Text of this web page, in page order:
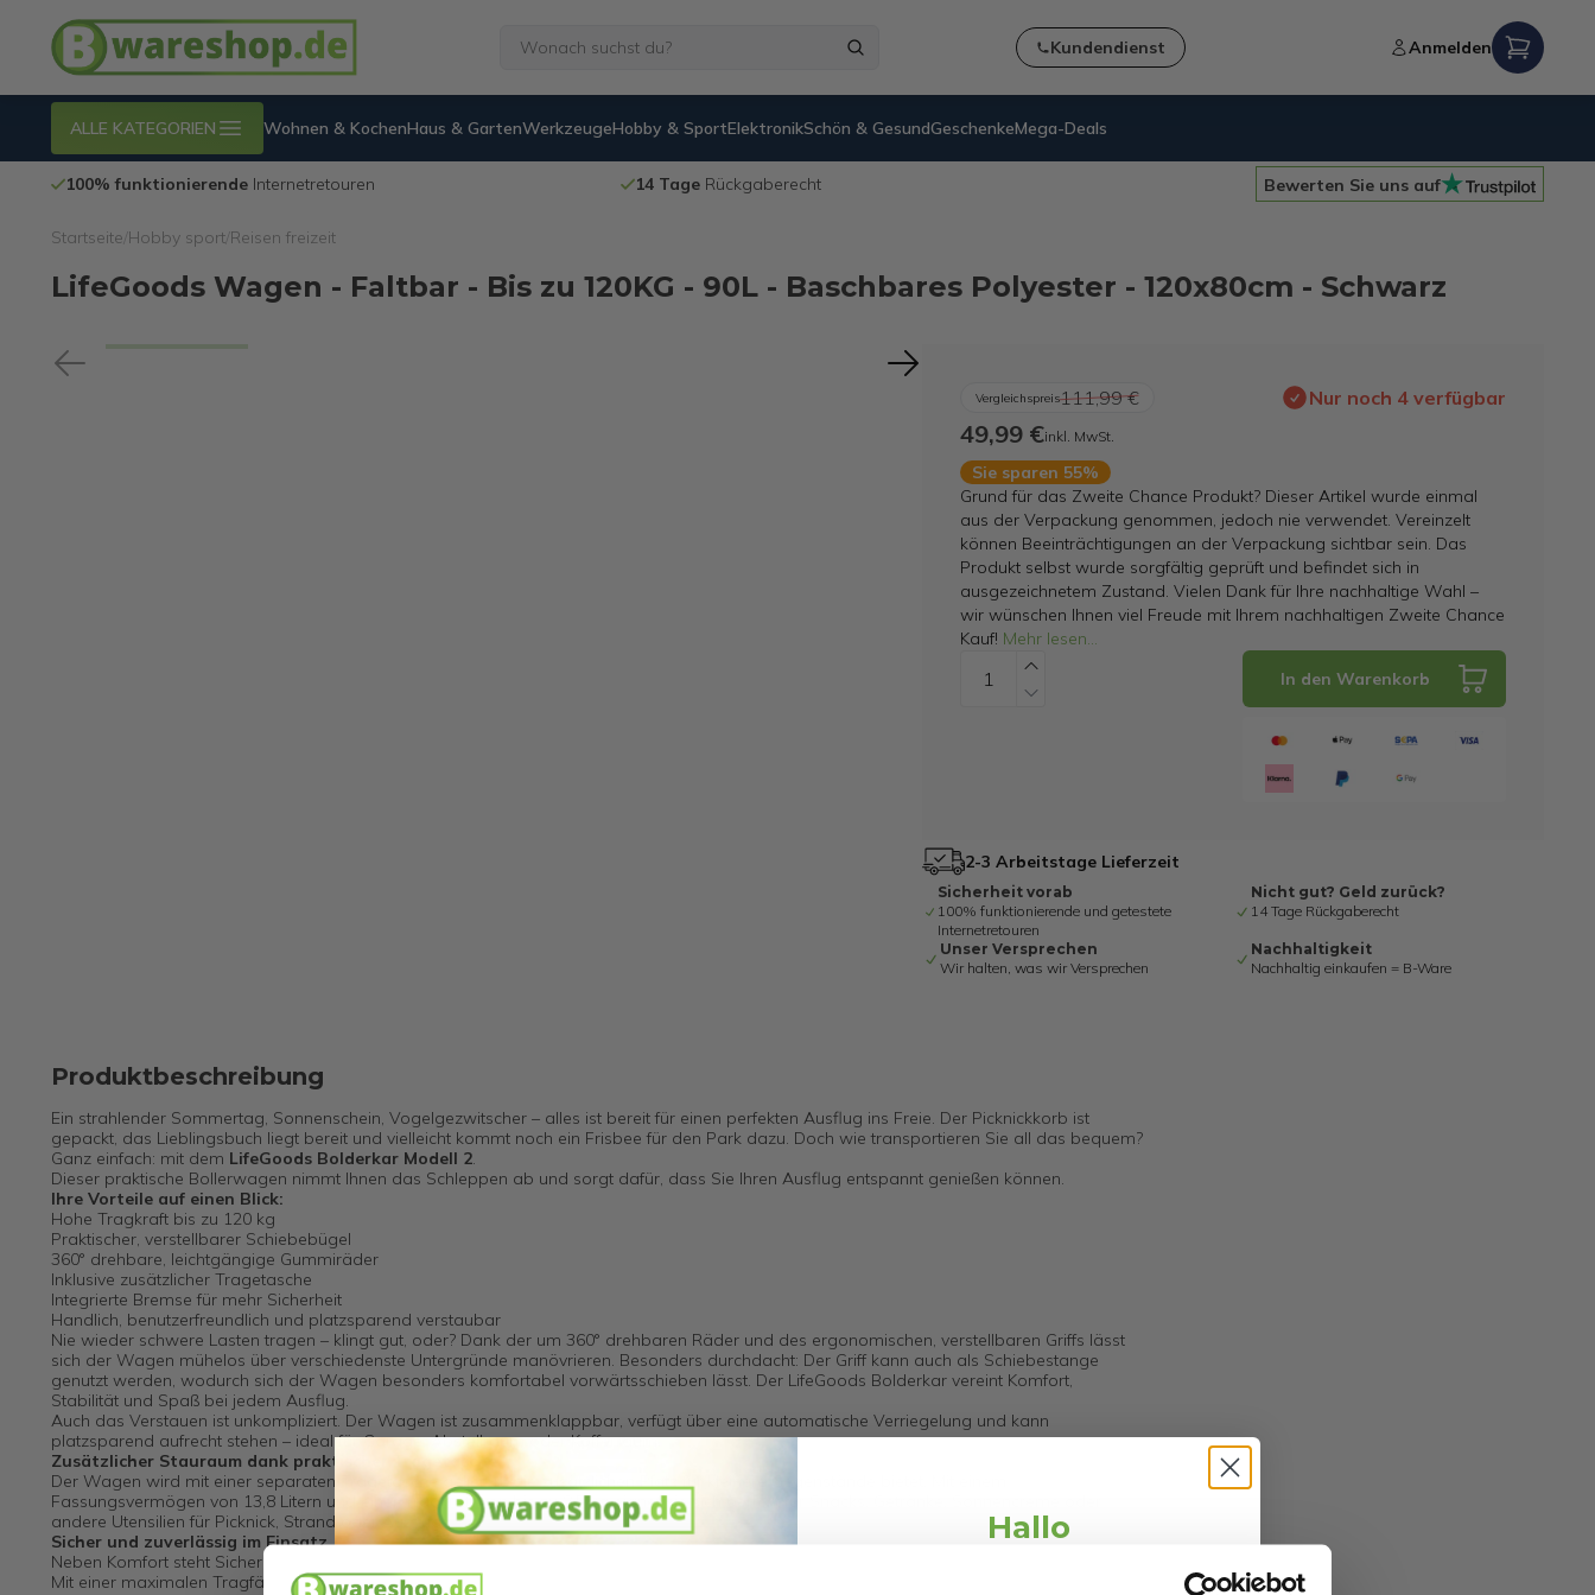
Kundendienst Anmelden
ALLE KATEGORIEN Wohnen & KochenHaus & GartenWerkzeugeHobby & SportElektronikSchön & GesundGeschenkeMega-Deals
14 TageRückgaberecht Kostenloser Versand Nachhaltigkeit= B-Ware
Bewerten Sie uns auf
Startseite Hobby sport Reisen freizeit
LifeGoods Wagen - Faltbar - Bis zu 120KG - 90L - Baschbares Polyester - 120x80cm - Schwarz
Vergleichspreis111,99 € Nur noch 4 verfügbar
49,99 €inkl. MwSt.
Sie sparen 55%
Grund für das Zweite Chance Produkt? Dieser Artikel wurde einmal
aus der Verpackung genommen, jedoch nie verwendet. Vereinzelt
können Beeinträchtigungen an der Verpackung sichtbar sein. Das
Produkt selbst wurde sorgfältig geprüft und befindet sich in
ausgezeichnetem Zustand. Vielen Dank für Ihre nachhaltige Wahl –
wir wünschen Ihnen viel Freude mit Ihrem nachhaltigen Zweite Chance
Kauf! Mehr lesen...
In den Warenkorb
2-3 Arbeitstage Lieferzeit
Sicherheit vorab
100% funktionierende und getestete
Internetretouren
Nicht gut? Geld zurück?
14 Tage Rückgaberecht
Unser Versprechen
Wir halten, was wir Versprechen
Nachhaltigkeit
Nachhaltig einkaufen = B-Ware
Produktbeschreibung
Ein strahlender Sommertag, Sonnenschein, Vogelgezwitscher – alles ist bereit für einen perfekten Ausflug ins Freie. Der Picknickkorb ist
gepackt, das Lieblingsbuch liegt bereit und vielleicht kommt noch ein Frisbee für den Park dazu. Doch wie transportieren Sie all das bequem?
Ganz einfach: mit dem LifeGoods Bolderkar Modell 2.
Dieser praktische Bollerwagen nimmt Ihnen das Schleppen ab und sorgt dafür, dass Sie Ihren Ausflug entspannt genießen können.
Ihre Vorteile auf einen Blick:
Hohe Tragkraft bis zu 120 kg
Praktischer, verstellbarer Schiebebügel
360° drehbare, leichtgängige Gummiräder
Inklusive zusätzlicher Tragetasche
Integrierte Bremse für mehr Sicherheit
Handlich, benutzerfreundlich und platzsparend verstaubar
Nie wieder schwere Lasten tragen – klingt gut, oder? Dank der um 360° drehbaren Räder und des ergonomischen, verstellbaren Griffs lässt
sich der Wagen mühelos über verschiedenste Untergründe manövrieren. Besonders durchdacht: Der Griff kann auch als Schiebestange
genutzt werden, wodurch sich der Wagen besonders komfortabel vorwärtsschieben lässt. Der LifeGoods Bolderkar vereint Komfort,
Stabilität und Spaß bei jedem Ausflug.
Auch das Verstauen ist unkompliziert. Der Wagen ist zusammenklappbar, verfügt über eine automatische Verriegelung und kann
platzsparend aufrecht stehen – ideal für Garage, Abstellraum oder Kofferraum.
Zusätzlicher Stauraum dank praktischer Tragetasche
Der Wagen wird mit einer separaten Tragetasche geliefert, die zusätzlichen Platz für kleinere Gegenstände bietet. Mit einem
Fassungsvermögen von 13,8 Litern und einer Tragkraft von bis zu 8,5 kg eignet sie sich perfekt für Snacks, Getränke, Sonnencreme oder
andere Utensilien für Picknick, Strand oder Ausflug.
Sicher und zuverlässig im Einsatz
Neben Komfort steht Sicherheit an oberster Stelle. Die integrierte Bremse ermöglicht ein sicheres Abstellen, selbst auf abschüssigem Gelände.
Mit einer maximalen Tragfähigkeit von 120 kg transportieren Sie Ihre Gegenstände zuverlässig und stabil. Hinweis: Der Wagen ist nicht für
Hallo
Schnäppchenjäger 👋